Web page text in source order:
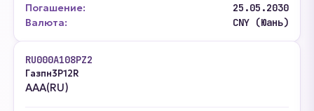
Погашение:
25.05.2030
Валюта:
CNY (Юань)
RU000A108PZ2
Газпн3P12R
AAA(RU)